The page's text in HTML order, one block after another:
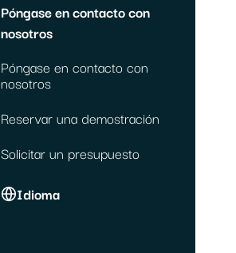
Póngase en contacto con
nosotros
Póngase en contacto con
nosotros
Reservar una demostración
Solicitar un presupuesto
Idioma